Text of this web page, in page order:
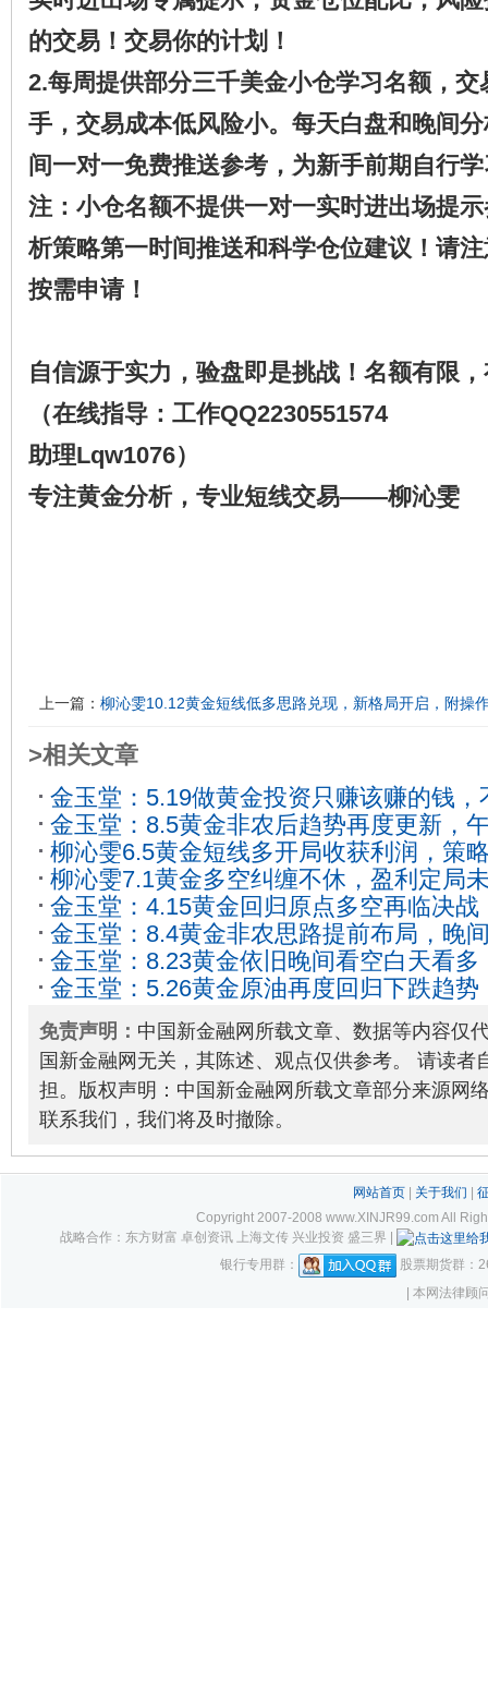
的交易！交易你的计划！
2.每周提供部分三千美金小仓学习名额，
手，交易成本低风险小。每天白盘和晚间
间一对一免费推送参考，为新手前期自行
注：小仓名额不提供一对一实时进出场提
析策略第一时间推送和科学仓位建议！请
按需申请！
自信源于实力，验盘即是挑战！名额有限
（在线指导：工作QQ2230551574
助理Lqw1076）
专注黄金分析，专业短线交易——柳沁雯
上一篇： 柳沁雯10.12黄金短线低多思路兑现，新格局开启，附操
>相关文章
金玉堂：5.19做黄金投资只赚该赚的钱
红！2023-05-18
金玉堂：8.5黄金非农后趋势再度更新，
分析2023-08-04
柳沁雯6.5黄金短线多开局收获利润，策
析2023-06-05
柳沁雯7.1黄金多空纠缠不休，盈利定局
2023-07-01
金玉堂：4.15黄金回归原点多空再临决
抉择2023-04-15
金玉堂：8.4黄金非农思路提前布局，晚
供！2023-08-04
金玉堂：8.23黄金依旧晚间看空白天看
析！2023-08-22
金玉堂：5.26黄金原油再度回归下跌趋
转吗？ 2023-05-26
免责声明： 中国新金融网所载文章、数据等内容仅
国新金融网无关，其陈述、观点仅供参考。 请读者
担。版权声明：中国新金融网所载文章部分来源网
联系我们，我们将及时撤除。
网站首页| 关于我们
Copyright 2007-2008 www.XINJR99.com All
战略合作：东方财富 卓创资讯 上海文传 兴业投资 盛三界 |
银行专用群：
股票期货群：
| 本网法律顾